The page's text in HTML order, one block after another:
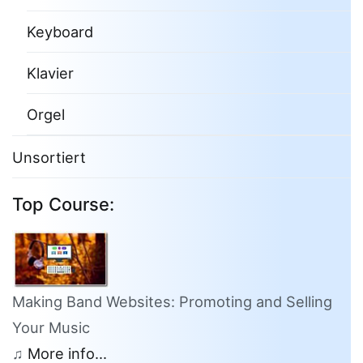
Keyboard
Klavier
Orgel
Unsortiert
Top Course:
Making Band Websites: Promoting and Selling
Your Music
♫ More info...